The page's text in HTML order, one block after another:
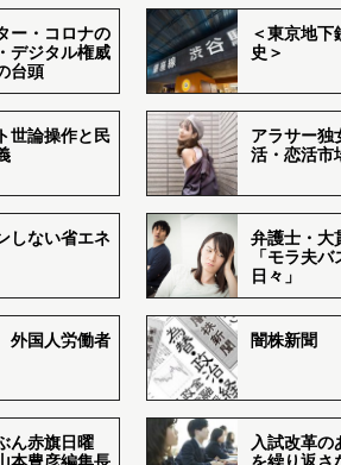
ー・コロナの
デジタル権威
台頭
＜東京地下
史＞
世論操作と民
アラサー独
活・恋活市
しない省エネ
弁護士・大
「モラ夫
日々」
国人労働者 闇株新聞
ん赤旗日曜
入試改革の